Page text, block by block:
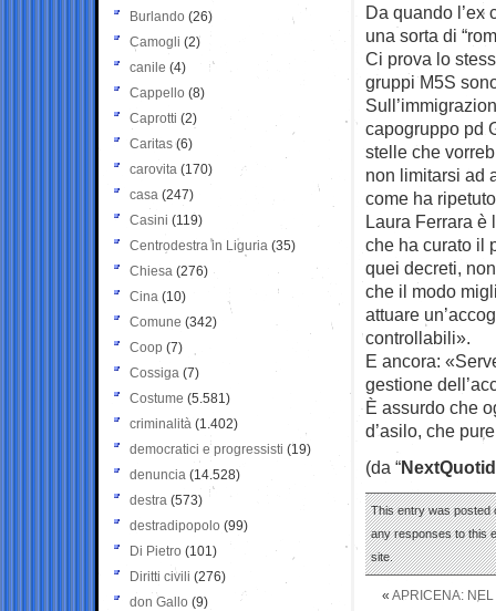
Da quando l’ex
una sorta di
Ci prova lo
gruppi M5S
capogruppo pd
stelle che
non limitarsi ad
come ha
Laura Ferrara è
che ha curato il
quei decreti,
che il modo
attuare
controllabili».
E ancora:
gestione
È assurdo che
d’asilo, che
(da “
This entry was posted
any responses to this
site.
« APRICENA:
Burlando (26)
Camogli (2)
canile (4)
Cappello (8)
Caprotti (2)
Caritas (6)
carovita (170)
casa (247)
Casini (119)
Centrodestra in Liguria (35)
Chiesa (276)
Cina (10)
Comune (342)
Coop (7)
Cossiga (7)
Costume (5.581)
criminalità (1.402)
democratici e progressisti (19)
denuncia (14.528)
destra (573)
destradipopolo (99)
Di Pietro (101)
Diritti civili (276)
don Gallo (9)